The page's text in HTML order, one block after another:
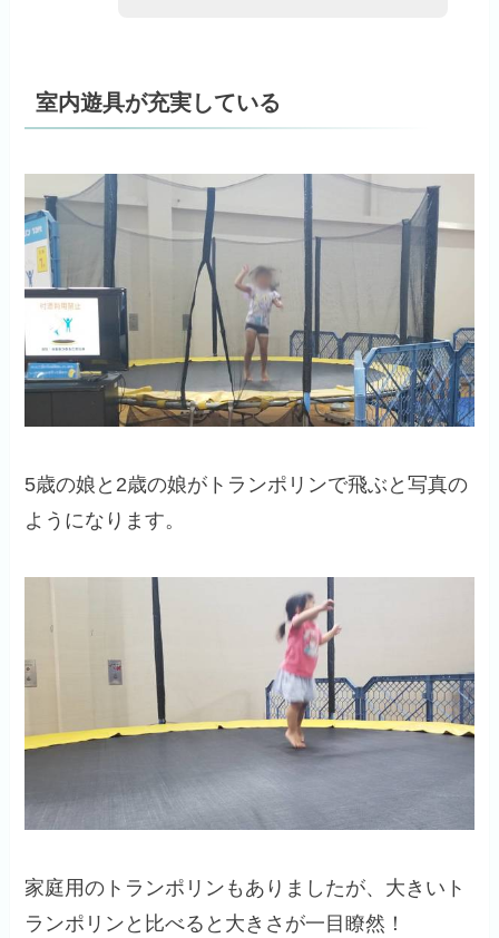
室内遊具が充実している
5歳の娘と2歳の娘がトランポリンで飛ぶと写真の
ようになります。
家庭用のトランポリンもありましたが、大きいト
ランポリンと比べると大きさが一目瞭然！